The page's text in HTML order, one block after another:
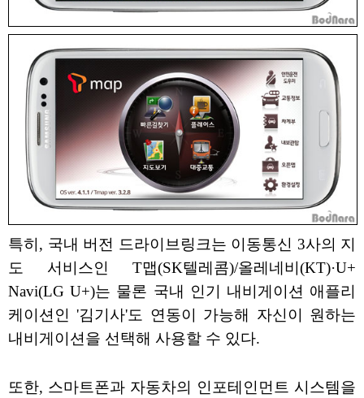
특히, 국내 버전 드라이브링크는 이동통신 3사의 지
도 서비스인 T맵(SK텔레콤)/올레네비(KT)·U+
Navi(LG U+)는 물론 국내 인기 내비게이션 애플리
케이션인 '김기사'도 연동이 가능해 자신이 원하는
내비게이션을 선택해 사용할 수 있다.
또한, 스마트폰과 자동차의 인포테인먼트 시스템을